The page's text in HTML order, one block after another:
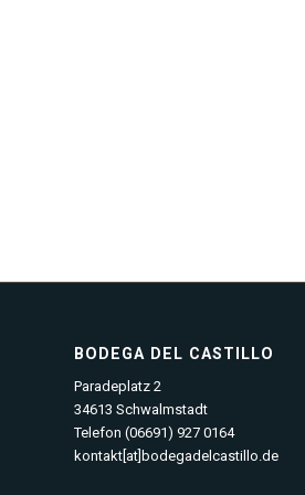
BODEGA DEL CASTILLO
Paradeplatz 2
34613 Schwalmstadt
Telefon (06691) 927 0164
kontakt[at]bodegadelcastillo.de